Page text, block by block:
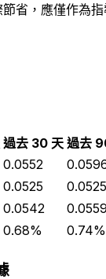
省，應僅作為
過去 30 天 過去
0.0552
0.0525
0.0525
0.0542
0.0559
0.68% 0.74%